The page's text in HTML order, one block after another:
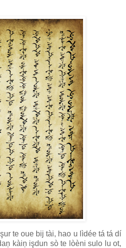
te oue bij tài, hao u lìdée tá tá dí
kàiņ işdun sò te lòèni sulo lu ot,